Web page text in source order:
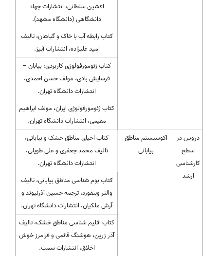
افشین سلطانی، انتشارات جهاد
دانشگاهی (دانشگاه مشهد).
کتاب رابطه آب با خاک و گیاهان، تالیف
امید علیزاده، انتشارات آییژ.
کتاب ژئومورفولوژی کاربردی: بیابان –
فرسایش بادی، مولف حسن احمدی،
انتشارات دانشگاه تهران.
کتاب ژئومورفولوژی ایران، مولف ابراهیم
مقیمی، انتشارات دانشگاه تهران.
دروس در
سطح
کارشناسی
ارشد
اكوسیستم مناطق
بیابانی
کتاب احیای مناطق خشک و بیابانی،
تالیف محمد جعفری و علی طویلی،
انتشارات دانشگاه تهران.
کتاب بوم شناسی مناطق بیابانی، تالیف
والتر وینفورد، ترجمه حسین آذرنیوند و
آرش ملکیان، انتشارات دانشگاه تهران.
کتاب اقلیم شناسی مناطق خشک، تالیف
آذر زرین، هوشنگ قائمی و فرامرز خوش
اخلاق، انتشارات سمت.